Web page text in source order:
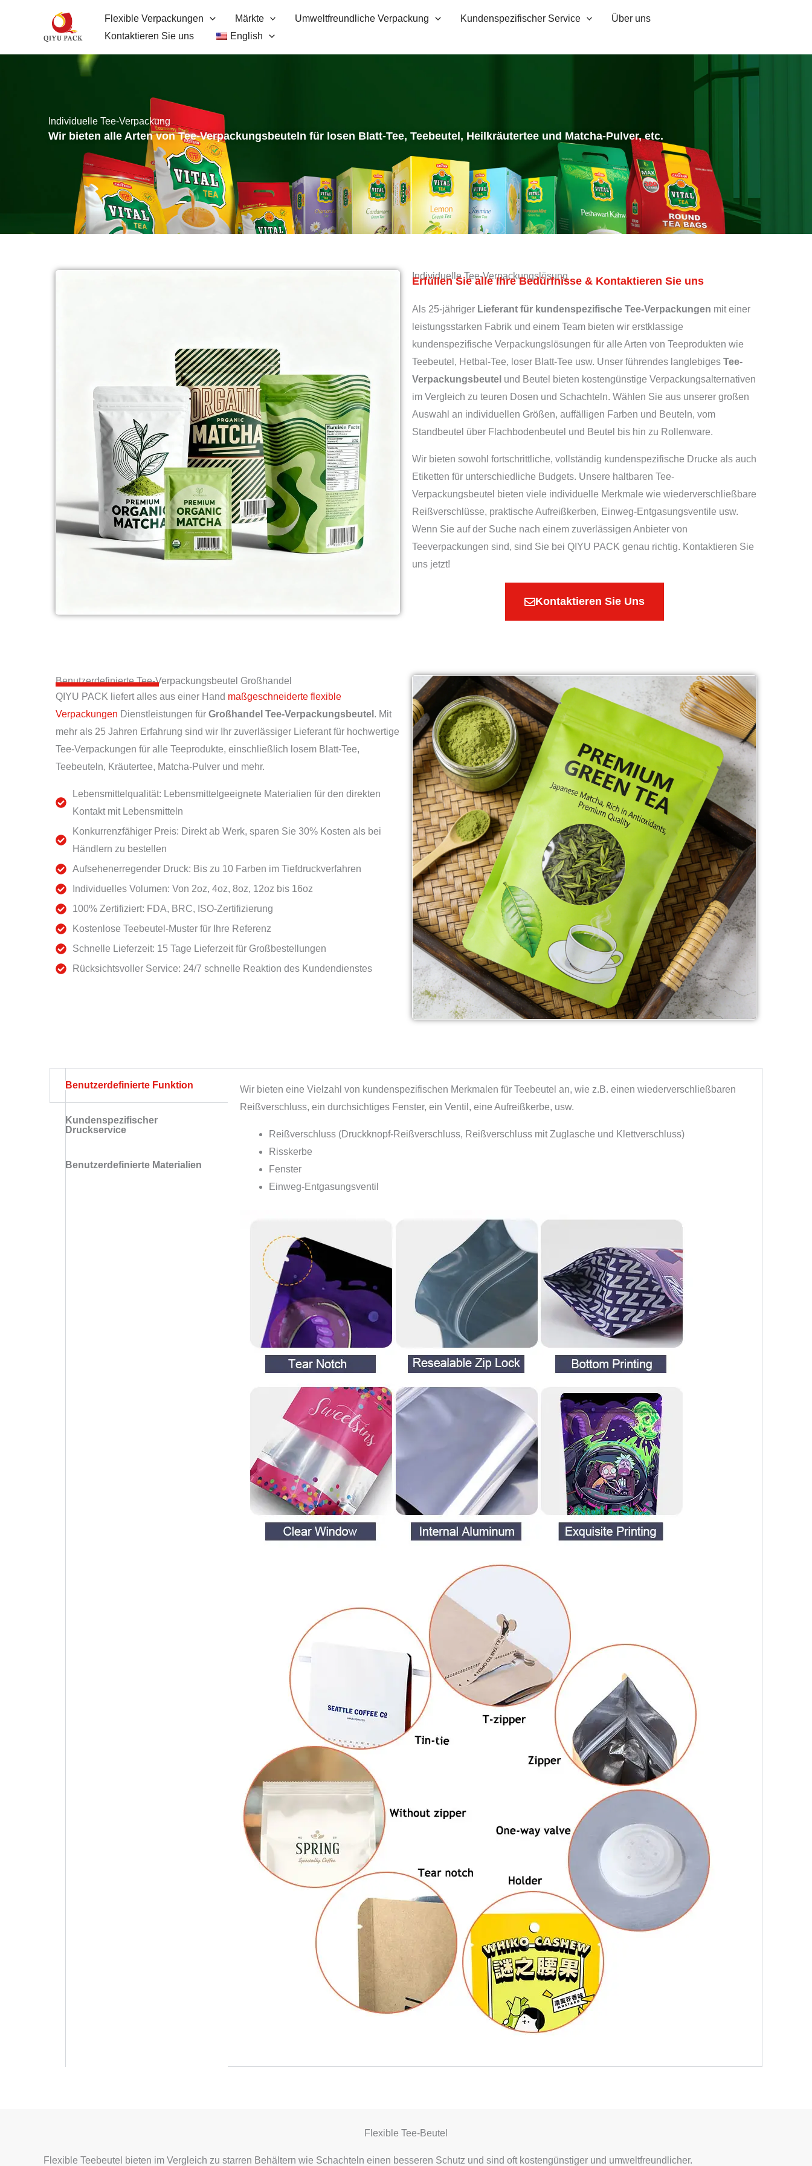
Flexible Verpackungen Märkte Umweltfreundliche Verpackung Kundenspezifischer Service
Über uns
Kontaktieren Sie uns
English
Individuelle Tee-Verpackung
Wir bieten alle Arten von Tee-Verpackungsbeuteln für losen Blatt-Tee, Teebeutel, Heilkräutertee und Matcha-Pulver, etc.
Individuelle Tee-Verpackungslösung
Erfüllen Sie alle Ihre Bedürfnisse & Kontaktieren Sie uns
Als 25-jähriger Lieferant für kundenspezifische Tee-Verpackungen mit einer
leistungsstarken Fabrik und einem Team bieten wir erstklassige
kundenspezifische Verpackungslösungen für alle Arten von Teeprodukten wie
Teebeutel, Hetbal-Tee, loser Blatt-Tee usw. Unser führendes langlebiges Tee-
Verpackungsbeutel und Beutel bieten kostengünstige Verpackungsalternativen
im Vergleich zu teuren Dosen und Schachteln. Wählen Sie aus unserer großen
Auswahl an individuellen Größen, auffälligen Farben und Beuteln, vom
Standbeutel über Flachbodenbeutel und Beutel bis hin zu Rollenware.
Wir bieten sowohl fortschrittliche, vollständig kundenspezifische Drucke als auch
Etiketten für unterschiedliche Budgets. Unsere haltbaren Tee-
Verpackungsbeutel bieten viele individuelle Merkmale wie wiederverschließbare
Reißverschlüsse, praktische Aufreißkerben, Einweg-Entgasungsventile usw.
Wenn Sie auf der Suche nach einem zuverlässigen Anbieter von
Teeverpackungen sind, sind Sie bei QIYU PACK genau richtig. Kontaktieren Sie
uns jetzt!
Kontaktieren Sie Uns
Benutzerdefinierte Tee-Verpackungsbeutel Großhandel
QIYU PACK liefert alles aus einer Hand maßgeschneiderte flexible
Verpackungen Dienstleistungen für Großhandel Tee-Verpackungsbeutel . Mit
mehr als 25 Jahren Erfahrung sind wir Ihr zuverlässiger Lieferant für hochwertige
Tee-Verpackungen für alle Teeprodukte, einschließlich losem Blatt-Tee,
Teebeuteln, Kräutertee, Matcha-Pulver und mehr.
Lebensmittelqualität: Lebensmittelgeeignete Materialien für den direkten
Kontakt mit Lebensmitteln
Konkurrenzfähiger Preis: Direkt ab Werk, sparen Sie 30% Kosten als bei
Händlern zu bestellen
Aufsehenerregender Druck: Bis zu 10 Farben im Tiefdruckverfahren
Individuelles Volumen: Von 2oz, 4oz, 8oz, 12oz bis 16oz
100% Zertifiziert: FDA, BRC, ISO-Zertifizierung
Kostenlose Teebeutel-Muster für Ihre Referenz
Schnelle Lieferzeit: 15 Tage Lieferzeit für Großbestellungen
Rücksichtsvoller Service: 24/7 schnelle Reaktion des Kundendienstes
Benutzerdefinierte Funktion
Kundenspezifischer
Druckservice
Benutzerdefinierte Materialien
Wir bieten eine Vielzahl von kundenspezifischen Merkmalen für Teebeutel an, wie z.B. einen wiederverschließbaren
Reißverschluss, ein durchsichtiges Fenster, ein Ventil, eine Aufreißkerbe, usw.
Reißverschluss (Druckknopf-Reißverschluss, Reißverschluss mit Zuglasche und Klettverschluss)
Risskerbe
Fenster
Einweg-Entgasungsventil
Flexible Tee-Beutel
Flexible Teebeutel bieten im Vergleich zu starren Behältern wie Schachteln einen besseren Schutz und sind oft kostengünstiger und umweltfreundlicher.